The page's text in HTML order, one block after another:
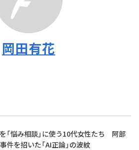
岡田有花
「悩み相談」に使う10代女性たち 阿部
件を招いた「AI正論」の波紋